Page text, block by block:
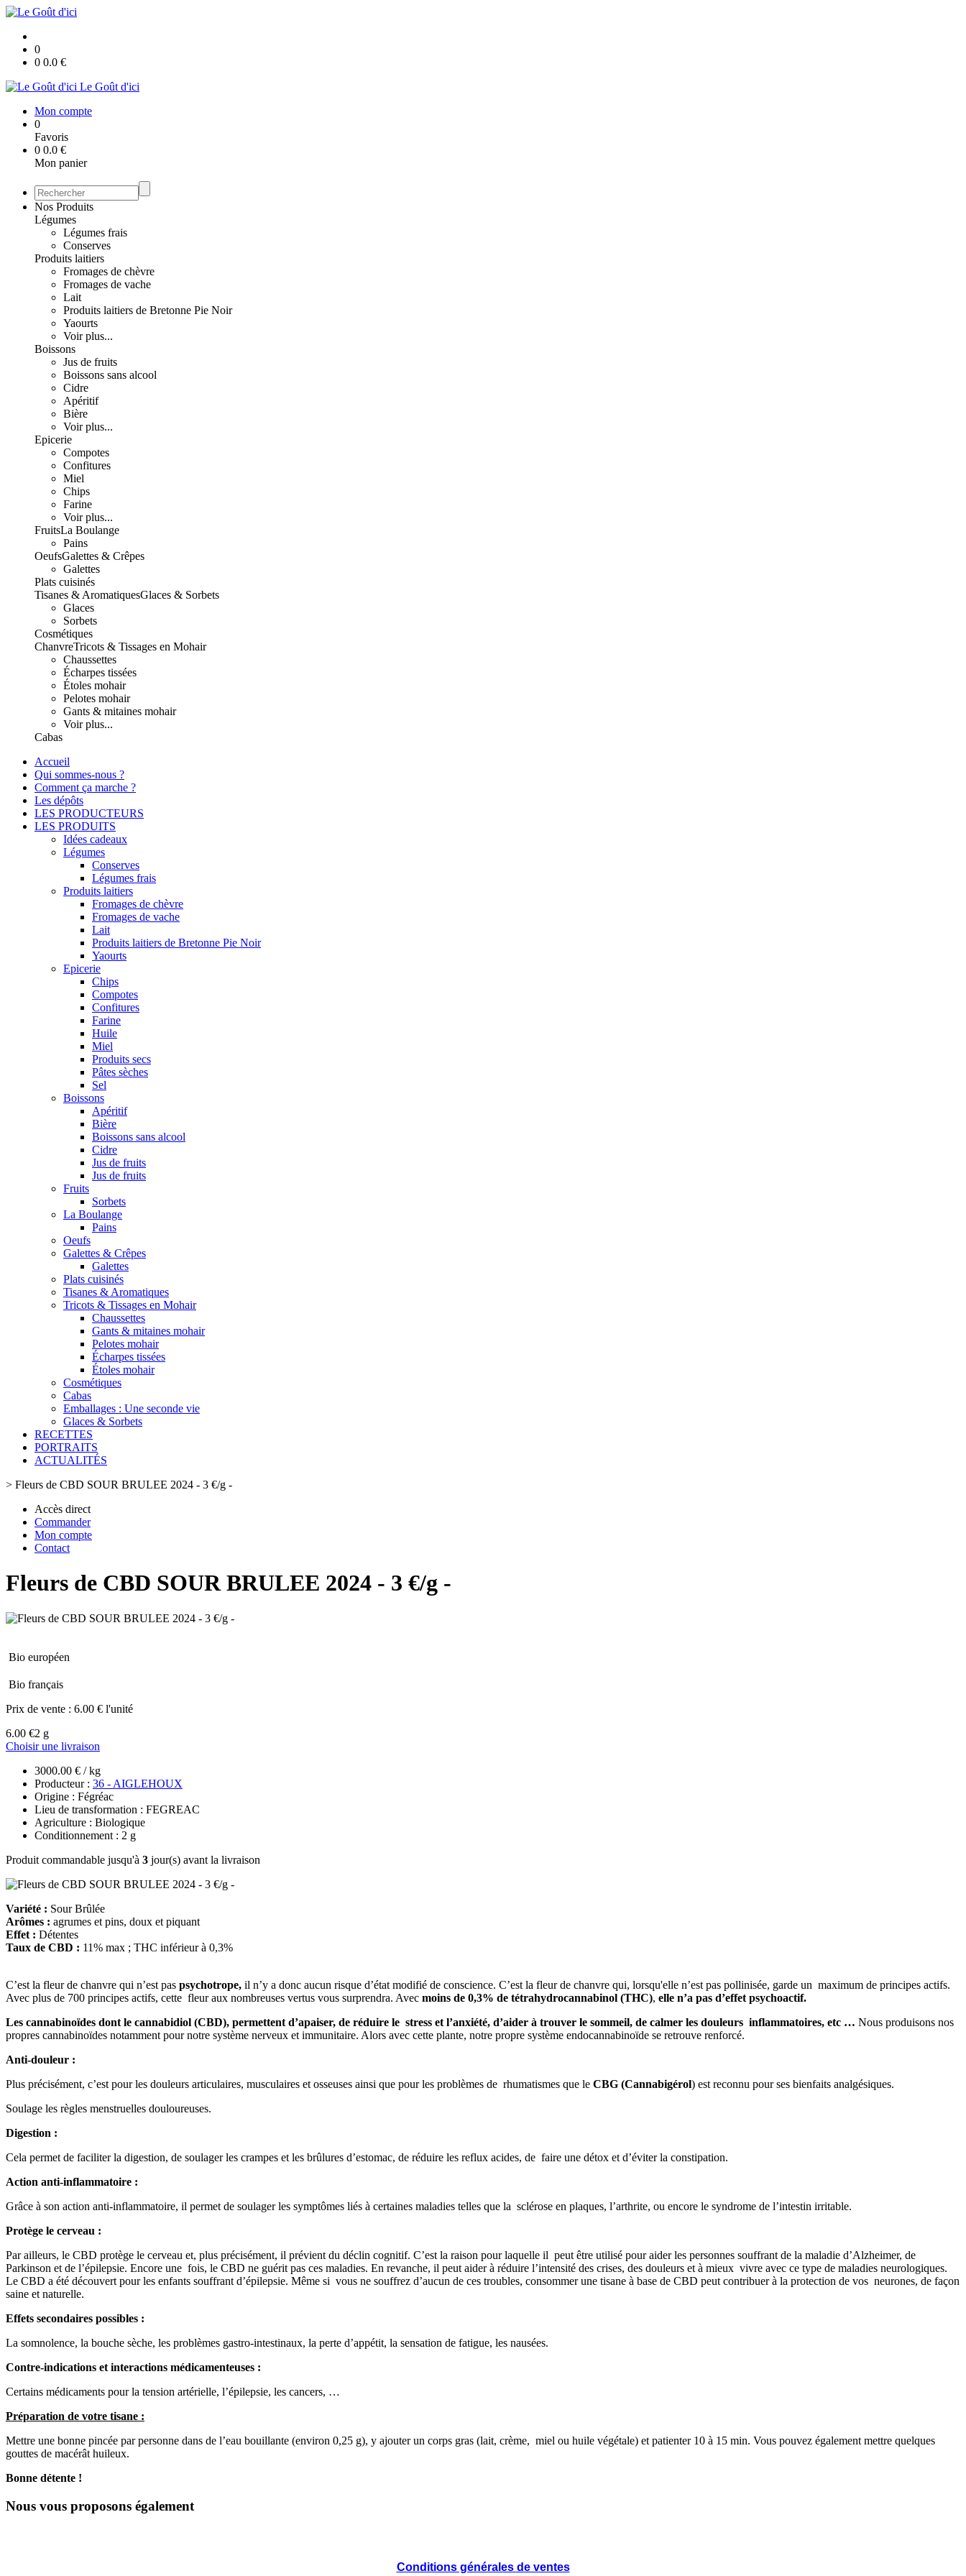
0
0 0.0 €
Le Goût d'ici
Mon compte
0
Favoris
0 0.0 €
Mon panier
Nos Produits
Légumes
Légumes frais
Conserves
Produits laitiers
Fromages de chèvre
Fromages de vache
Lait
Produits laitiers de Bretonne Pie Noir
Yaourts
Voir plus...
Boissons
Jus de fruits
Boissons sans alcool
Cidre
Apéritif
Bière
Voir plus...
Epicerie
Compotes
Confitures
Miel
Chips
Farine
Voir plus...
FruitsLa Boulange
Pains
OeufsGalettes & Crêpes
Galettes
Plats cuisinés
Tisanes & AromatiquesGlaces & Sorbets
Glaces
Sorbets
Cosmétiques
ChanvreTricots & Tissages en Mohair
Chaussettes
Écharpes tissées
Étoles mohair
Pelotes mohair
Gants & mitaines mohair
Voir plus...
Cabas
Accueil
Qui sommes-nous ?
Comment ça marche ?
Les dépôts
LES PRODUCTEURS
LES PRODUITS
Idées cadeaux
Légumes
Conserves
Légumes frais
Produits laitiers
Fromages de chèvre
Fromages de vache
Lait
Produits laitiers de Bretonne Pie Noir
Yaourts
Epicerie
Chips
Compotes
Confitures
Farine
Huile
Miel
Produits secs
Pâtes sèches
Sel
Boissons
Apéritif
Bière
Boissons sans alcool
Cidre
Jus de fruits
Jus de fruits
Fruits
Sorbets
La Boulange
Pains
Oeufs
Galettes & Crêpes
Galettes
Plats cuisinés
Tisanes & Aromatiques
Tricots & Tissages en Mohair
Chaussettes
Gants & mitaines mohair
Pelotes mohair
Écharpes tissées
Étoles mohair
Cosmétiques
Cabas
Emballages : Une seconde vie
Glaces & Sorbets
RECETTES
PORTRAITS
ACTUALITÉS
> Fleurs de CBD SOUR BRULEE 2024 - 3 €/g -
Accès direct
Commander
Mon compte
Contact
Fleurs de CBD SOUR BRULEE 2024 - 3 €/g -
Bio européen
Bio français
Prix de vente : 6.00 € l'unité
6.00 €2 g
Choisir une livraison
3000.00 € / kg
Producteur : 36 - AIGLEHOUX
Origine : Fégréac
Lieu de transformation : FEGREAC
Agriculture : Biologique
Conditionnement : 2 g
Produit commandable jusqu'à 3 jour(s) avant la livraison
Variété : Sour Brûlée
Arômes : agrumes et pins, doux et piquant
Effet : Détentes
Taux de CBD : 11% max ; THC inférieur à 0,3%
C’est la fleur de chanvre qui n’est pas psychotrope, il n’y a donc aucun risque d’état modifié de conscience. C’est la fleur de chanvre qui, lorsqu'elle n’est pas pollinisée, garde un maximum de principes actifs.
Avec plus de 700 principes actifs, cette fleur aux nombreuses vertus vous surprendra. Avec moins de 0,3% de tétrahydrocannabinol (THC), elle n’a pas d’effet psychoactif.
Les cannabinoïdes dont le cannabidiol (CBD), permettent d’apaiser, de réduire le stress et l’anxiété, d’aider à trouver le sommeil, de calmer les douleurs inflammatoires, etc … Nous produisons nos
propres cannabinoïdes notamment pour notre système nerveux et immunitaire. Alors avec cette plante, notre propre système endocannabinoïde se retrouve renforcé.
Anti-douleur :
Plus précisément, c’est pour les douleurs articulaires, musculaires et osseuses ainsi que pour les problèmes de rhumatismes que le CBG (Cannabigérol) est reconnu pour ses bienfaits analgésiques.
Soulage les règles menstruelles douloureuses.
Digestion :
Cela permet de faciliter la digestion, de soulager les crampes et les brûlures d’estomac, de réduire les reflux acides, de faire une détox et d’éviter la constipation.
Action anti-inflammatoire :
Grâce à son action anti-inflammatoire, il permet de soulager les symptômes liés à certaines maladies telles que la sclérose en plaques, l’arthrite, ou encore le syndrome de l’intestin irritable.
Protège le cerveau :
Par ailleurs, le CBD protège le cerveau et, plus précisément, il prévient du déclin cognitif. C’est la raison pour laquelle il peut être utilisé pour aider les personnes souffrant de la maladie d’Alzheimer, de
Parkinson et de l’épilepsie. Encore une fois, le CBD ne guérit pas ces maladies. En revanche, il peut aider à réduire l’intensité des crises, des douleurs et à mieux vivre avec ce type de maladies neurologiques.
Le CBD a été découvert pour les enfants souffrant d’épilepsie. Même si vous ne souffrez d’aucun de ces troubles, consommer une tisane à base de CBD peut contribuer à la protection de vos neurones, de façon
saine et naturelle.
Effets secondaires possibles :
La somnolence, la bouche sèche, les problèmes gastro-intestinaux, la perte d’appétit, la sensation de fatigue, les nausées.
Contre-indications et interactions médicamenteuses :
Certains médicaments pour la tension artérielle, l’épilepsie, les cancers, …
Préparation de votre tisane :
Mettre une bonne pincée par personne dans de l’eau bouillante (environ 0,25 g), y ajouter un corps gras (lait, crème, miel ou huile végétale) et patienter 10 à 15 min. Vous pouvez également mettre quelques
gouttes de macérât huileux.
Bonne détente !
Nous vous proposons également
Conditions générales de ventes